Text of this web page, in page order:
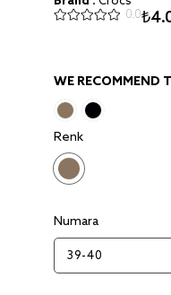
0.0
WE RECOMMEND
Renk
Numara